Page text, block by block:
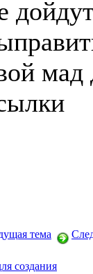
мад
тема
создания